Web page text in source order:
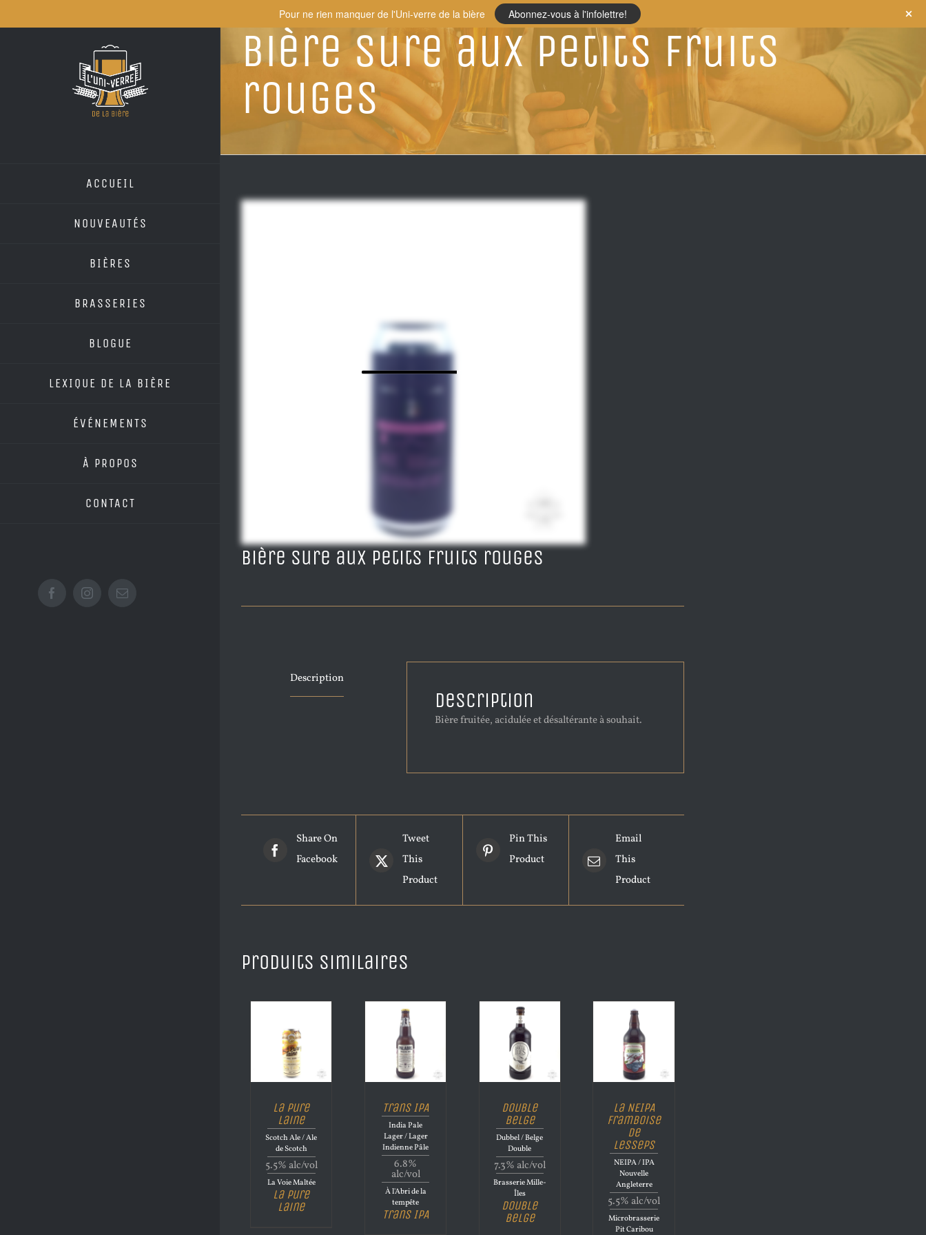
to
ACCUEIL
NOUVEAUTÉS
BIÈRES
BRASSERIES
BLOGUE
LEXIQUE DE LA BIÈRE
ÉVÉNEMENTS
À PROPOS
CONTACT
FacebookInstagramEmail
Bière sure aux petits fruits
rouges
Bière sure aux petits fruits rouges
Description
Description
Bière fruitée, acidulée et désaltérante à souhait.
Share On
Facebook
Tweet
This
Product
Pin This
Product
Email
This
Product
Produits similaires
La Pure
Laine
Scotch Ale / Ale
de Scotch
5.5% alc/vol
La Voie Maltée
La Pure
Laine
Trans IPA
India Pale
Lager / Lager
Indienne Pâle
6.8%
alc/vol
À l'Abri de la
tempête
Trans IPA
Double
Belge
Dubbel / Belge
Double
7.3% alc/vol
Brasserie Mille-
Îles
Double
Belge
La NEIPA
Framboise
de
Lesseps
NEIPA / IPA
Nouvelle
Angleterre
5.5% alc/vol
Microbrasserie
Pit Caribou
Pour ne rien manquer de l'Uni-verre de la bière Abonnez-vous à l'infolettre!